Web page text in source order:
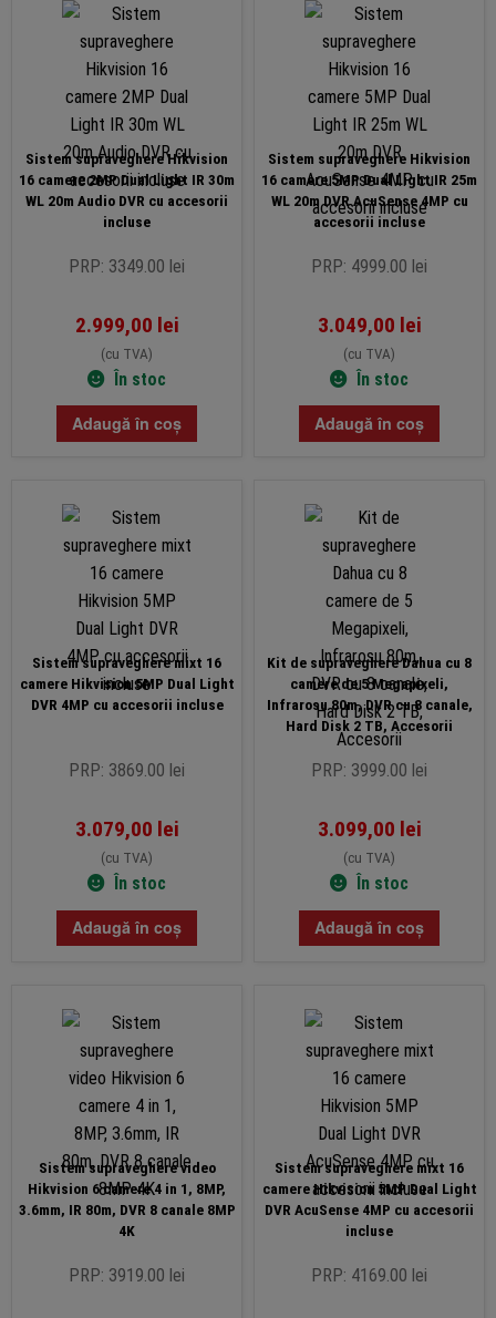
Sistem supraveghere Hikvision
16 camere 2MP Dual Light IR 30m
WL 20m Audio DVR cu accesorii
incluse
PRP: 3349.00 lei
2.999,00 lei
(cu TVA)
În stoc
Adaugă în coș
Sistem supraveghere Hikvision
16 camere 5MP Dual Light IR 25m
WL 20m DVR AcuSense 4MP cu
accesorii incluse
PRP: 4999.00 lei
3.049,00 lei
(cu TVA)
În stoc
Adaugă în coș
Sistem supraveghere mixt 16
camere Hikvision 5MP Dual Light
DVR 4MP cu accesorii incluse
PRP: 3869.00 lei
3.079,00 lei
(cu TVA)
În stoc
Adaugă în coș
Kit de supraveghere Dahua cu 8
camere de 5 Megapixeli,
Infrarosu 80m, DVR cu 8 canale,
Hard Disk 2 TB, Accesorii
PRP: 3999.00 lei
3.099,00 lei
(cu TVA)
În stoc
Adaugă în coș
Sistem supraveghere video
Hikvision 6 camere 4 in 1, 8MP,
3.6mm, IR 80m, DVR 8 canale 8MP
4K
PRP: 3919.00 lei
Sistem supraveghere mixt 16
camere Hikvision 5MP Dual Light
DVR AcuSense 4MP cu accesorii
incluse
PRP: 4169.00 lei